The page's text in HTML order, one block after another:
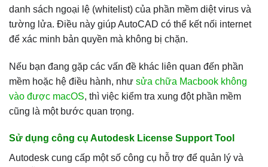
danh sách ngoại lệ (whitelist) của phần mềm diệt virus và
tường lửa. Điều này giúp AutoCAD có thể kết nối internet
để xác minh bản quyền mà không bị chặn.
Nếu bạn đang gặp các vấn đề khác liên quan đến phần
mềm hoặc hệ điều hành, như sửa chữa Macbook không
vào được macOS, thì việc kiểm tra xung đột phần mềm
cũng là một bước quan trọng.
Sử dụng công cụ Autodesk License Support Tool
Autodesk cung cấp một số công cụ hỗ trợ để quản lý và